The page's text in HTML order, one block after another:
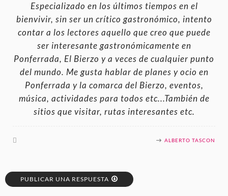
Especializado en los últimos tiempos en el
bienvivir, sin ser un crítico gastronómico, intento
contar a los lectores aquello que creo que puede
ser interesante gastronómicamente en
Ponferrada, El Bierzo y a veces de cualquier punto
del mundo. Me gusta hablar de planes y ocio en
Ponferrada y la comarca del Bierzo, eventos,
música, actividades para todos etc...También de
sitios que visitar, rutas interesantes etc.
ALBERTO TASCON
PUBLICAR UNA RESPUESTA